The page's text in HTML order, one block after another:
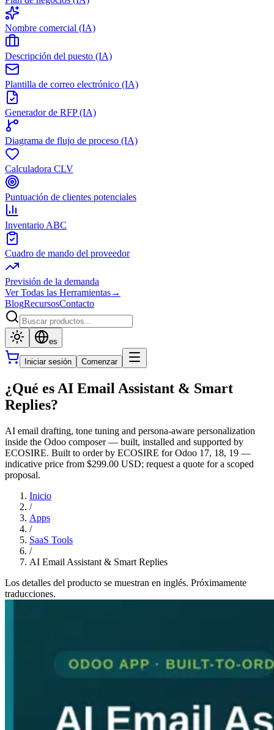
Nombre comercial (IA)
Descripción del puesto (IA)
Plantilla de correo electrónico (IA)
Generador de RFP (IA)
Diagrama de flujo de proceso (IA)
Calculadora CLV
Puntuación de clientes potenciales
Inventario ABC
Cuadro de mando del proveedor
Previsión de la demanda
Ver Todas las Herramientas→
BlogRecursosContacto
es
Iniciar sesión Comenzar
¿Qué es AI Email Assistant & Smart
Replies?
AI email drafting, tone tuning and persona-aware personalization
inside the Odoo composer — built, installed and supported by
ECOSIRE. Built to order by ECOSIRE for Odoo 17, 18, 19 —
indicative price from $299.00 USD; request a quote for a scoped
proposal.
Inicio
/
Apps
/
SaaS Tools
/
AI Email Assistant & Smart Replies
Los detalles del producto se muestran en inglés. Próximamente
traducciones.